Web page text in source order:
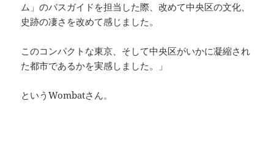
ム」のバスガイドを担当した際、改めて中央区の文化、
史跡の凄さを改めて感じました。
このコンパクトな東京、そして中央区がいかに凝縮され
た都市であるかを実感しました。」
というWombatさん。